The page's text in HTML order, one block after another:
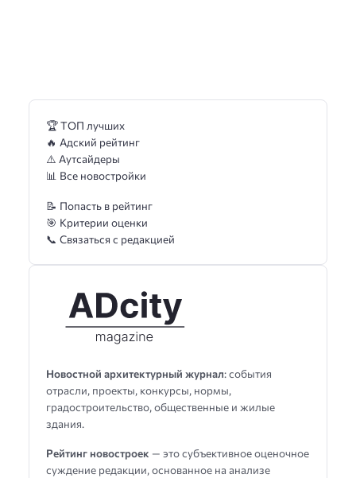
Новостной архитектурный журнал: события
отрасли, проекты, конкурсы, нормы,
градостроительство, общественные и жилые
здания.
Рейтинг новостроек — это субъективное оценочное
суждение редакции, основанное на анализе
🏆 ТОП лучших
🔥 Адский рейтинг
⚠️ Аутсайдеры
📊 Все новостройки
📝 Попасть в рейтинг
🎯 Критерии оценки
📞 Связаться с редакцией